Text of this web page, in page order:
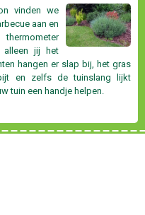
vinden we
aan en
alleen jij het
hangen er slap bij, het gras
en zelfs de tuinslang lijkt
tuin een handje helpen.